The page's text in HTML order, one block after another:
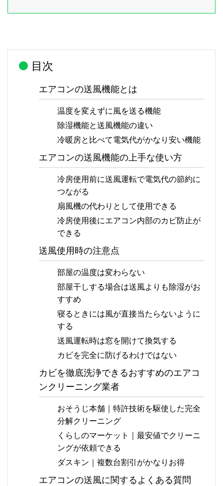
目次
エアコンの送風機能とは
温度を変えずに風を送る機能
除湿機能と送風機能の違い
冷暖房と比べて電気代がかなり安い機能
エアコンの送風機能の上手な使い方
冷房使用前に送風運転で電気代の節約に
つながる
扇風機の代わりとして使用できる
冷房使用後にエアコン内部のカビ防止が
できる
送風使用時の注意点
部屋の温度は変わらない
部屋干しする場合は送風よりも除湿がお
すすめ
寝るときには風が直接当たらないように
する
送風運転時は窓を開けて換気する
カビを完全に防げるわけではない
カビを徹底洗浄できるおすすめのエアコ
ンクリーニング業者
おそうじ本舗｜特許技術を駆使した完全
分解クリーニング
くらしのマーケット｜最安値でクリーニ
ングが依頼できる
ダスキン｜複数台割引がかなりお得
エアコンの送風に関するよくある質問